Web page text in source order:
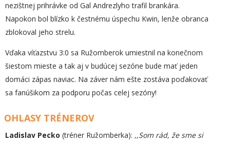
nezištnej prihrávke od Gal Andrezlyho trafil brankára.
Napokon bol blízko k čestnému úspechu Kwin, lenže obranca
zblokoval jeho strelu.
Vďaka víťazstvu 3:0 sa Ružomberok umiestnil na konečnom
šiestom mieste a tak aj v budúcej sezóne bude mať jeden
domáci zápas naviac. Na záver nám ešte zostáva poďakovať
sa fanúšikom za podporu počas celej sezóny!
OHLASY TRÉNEROV
Ladislav Pecko (tréner Ružomberka): ,,Som rád, že sme si